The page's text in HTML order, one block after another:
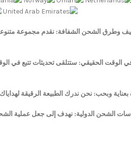
وطرق الشحن الشفافة: نقدم مجموعة
في الوقت الحقيقي: ستتلقى تحديثات تتبع في
بعناية وبحب: نحن ندرك الطبيعة الرقيقة
الشحن الدولية: نهدف إلى جعل عملية